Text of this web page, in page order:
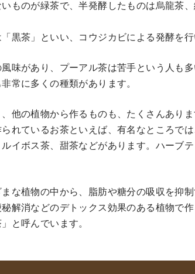
ものが緑茶で、半発酵したものは烏龍茶
黒茶」といい、コウジカビによる発酵を行
味があり、プーアル茶は苦手という人も多
常に多くの種類があります。
他の植物から作るものも、たくさんありま
れているお茶といえば、有名なところでは
イボス茶、甜茶などがあります。ハーブ
な植物の中から、脂肪や糖分の吸収を抑
解消などのデトックス効果のある植物で
と呼んでいます。